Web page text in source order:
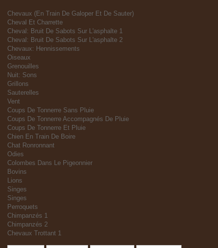
Chevaux (En Train De Galoper Et De Sauter)
Cheval Et Charrette
Cheval: Bruit De Sabots Sur L'asphalte 1
Cheval: Bruit De Sabots Sur L'asphalte 2
Chevaux: Hennissements
Oiseaux
Grenouilles
Nuit: Sons
Grillons
Sauterelles
Vent
Coups De Tonnerre Sans Pluie
Coups De Tonnerre Accompagnés De Pluie
Coups De Tonnerre Et Pluie
Chien En Train De Boire
Chat Ronronnant
Odies
Colombes Dans Le Pigeonnier
Bovins
Lions
Singes
Singes
Perroquets
Chimpanzés 1
Chimpanzés 2
Chevaux Trottant 1